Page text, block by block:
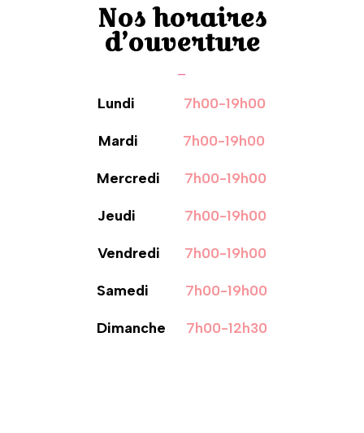
Nos horaires
d’ouverture
Lundi 7h00-19h00
Mardi 7h00-19h00
Mercredi 7h00-19h00
Jeudi 7h00-19h00
Vendredi 7h00-19h00
Samedi 7h00-19h00
Dimanche 7h00-12h30